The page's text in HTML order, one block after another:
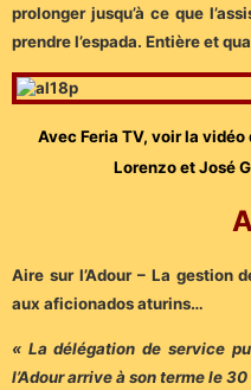
prolonger jusqu’à ce que
prendre l’espada. Entière et
Avec Feria TV, voir la
Lorenzo et José
Aire sur l’Adour – La gestion
aux aficionados aturins…
« La délégation de service
l’Adour arrive à son terme le